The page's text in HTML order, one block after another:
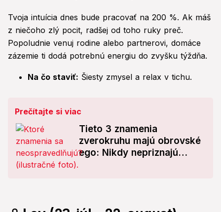
Tvoja intuícia dnes bude pracovať na 200 %. Ak máš
z niečoho zlý pocit, radšej od toho ruky preč.
Popoludnie venuj rodine alebo partnerovi, domáce
zázemie ti dodá potrebnú energiu do zvyšku týždňa.
Na čo staviť: Šiesty zmysel a relax v tichu.
Prečítajte si viac
Tieto 3 znamenia
zverokruhu majú obrovské
ego: Nikdy nepriznajú